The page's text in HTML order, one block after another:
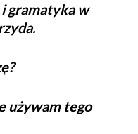
gramatyka w
używam tego